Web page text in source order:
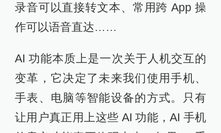
录音可以直接转文本、常用跨 App 操
作可以语音直达……
AI 功能本质上是一次关于人机交互的
变革，它决定了未来我们使用手机、
手表、电脑等智能设备的方式。只有
让用户真正用上这些 AI 功能，AI 手机